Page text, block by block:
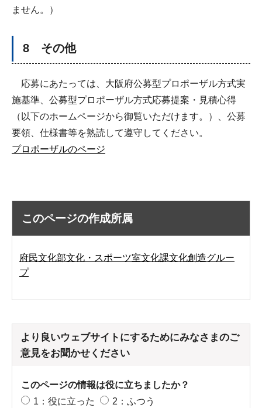
ません。）
8 その他
応募にあたっては、大阪府公募型プロポーザル方式実
施基準、公募型プロポーザル方式応募提案・見積心得
（以下のホームページから御覧いただけます。）、公募
要領、仕様書等を熟読して遵守してください。
プロポーザルのページ
このページの作成所属
府民文化部文化・スポーツ室文化課文化創造グルー
プ
より良いウェブサイトにするためにみなさまのご
意見をお聞かせください
このページの情報は役に立ちましたか？
1：役に立った
2：ふつう